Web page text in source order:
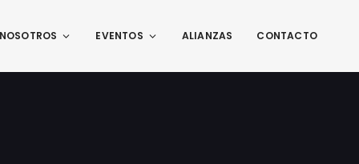
NOSOTROS EVENTOS ALIANZAS CONTACTO